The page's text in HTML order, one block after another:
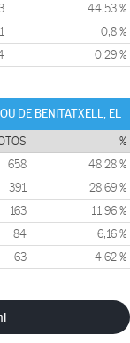
44,53 %
0,8 %
0,29 %
DE BENITATXELL, EL
%
658 48,28 %
391 28,69 %
163 11,96 %
84 6,16 %
63 4,62 %